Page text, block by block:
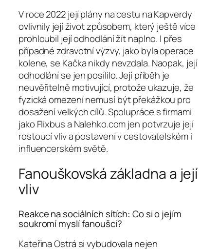
V roce 2022 její plány na cestu na Kapverdy
ovlivnily její život způsobem, který ještě více
prohloubil její odhodlání žít naplno. I přes
případné zdravotní výzvy, jako byla operace
kolene, se Kačka nikdy nevzdala. Naopak, její
odhodlání se jen posílilo. Její příběh je
neuvěřitelně motivující, protože ukazuje, že
fyzická omezení nemusí být překážkou pro
dosažení velkých cílů. Spolupráce s firmami
jako Flixbus a Nalehko.com jen potvrzuje její
rostoucí vliv a postavení v cestovatelském i
influencerském světě.
Fanouškovská základna a její
vliv
Reakce na sociálních sítích: Co si o jejím
soukromí myslí fanoušci?
Kateřina Ostrá si vybudovala nejen